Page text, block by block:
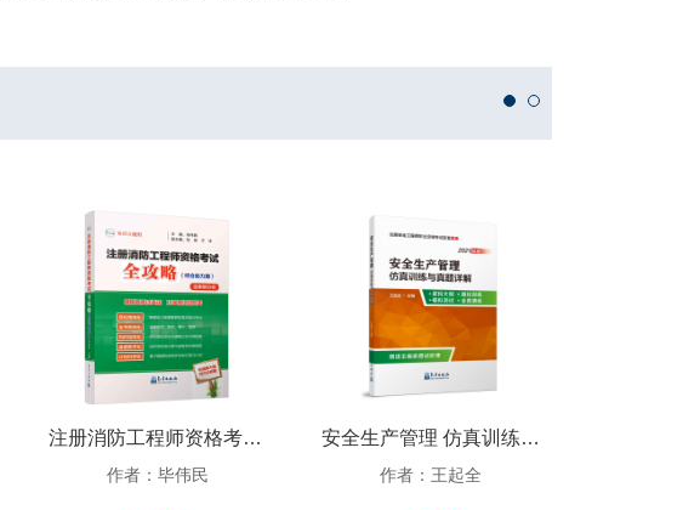
注册消防工程师资格考试全攻略（综合能力篇）
作者：毕伟民
安全生产管理 仿真训练与真题详解
作者：王起全